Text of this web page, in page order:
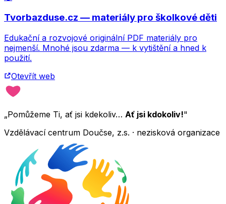
Tvorbazduse.cz — materiály pro školkové děti
Edukační a rozvojové originální PDF materiály pro
nejmenší. Mnohé jsou zdarma — k vytištění a hned k
použití.
Otevřít web
„Pomůžeme Ti, ať jsi kdekoliv… Ať jsi kdokoliv!"
Vzdělávací centrum Doučse, z.s. · nezisková organizace